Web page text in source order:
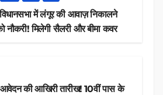
में लंगूर की आवाज़ निकालने
वालों को नौकरी! मिलेगी सैलरी और बीमा कवर
की आखिरी तारीख! 10वीं पास के